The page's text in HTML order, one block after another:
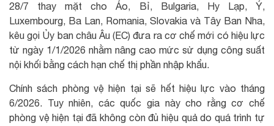
28/7 thay mặt cho Áo, Bỉ, Bulgaria, Hy Lạp, Ý,
Luxembourg, Ba Lan, Romania, Slovakia và Tây Ban Nha,
kêu gọi Ủy ban châu Âu (EC) đưa ra cơ chế mới có hiệu lực
từ ngày 1/1/2026 nhằm nâng cao mức sử dụng công suất
nội khối bằng cách hạn chế thị phần nhập khẩu.
Chính sách phòng vệ hiện tại sẽ hết hiệu lực vào tháng
6/2026. Tuy nhiên, các quốc gia này cho rằng cơ chế
phòng vệ hiện tại đã không còn đủ hiệu quả do quá trình tự